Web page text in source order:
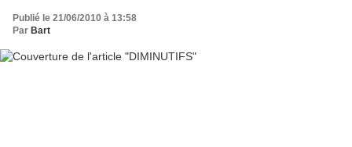
Publié le 21/06/2010 à 13:58
Par Bart